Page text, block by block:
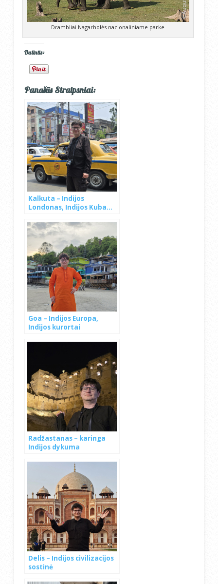
Drambliai Nagarholės nacionaliniame parke
Dalintis:
Panašūs Straipsniai:
Kalkuta – Indijos
Londonas, Indijos Kuba…
Goa – Indijos Europa,
Indijos kurortai
Radžastanas – karinga
Indijos dykuma
Delis – Indijos civilizacijos
sostinė